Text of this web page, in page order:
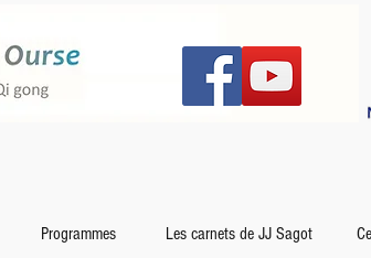
Programmes Les carnets de JJ Sagot